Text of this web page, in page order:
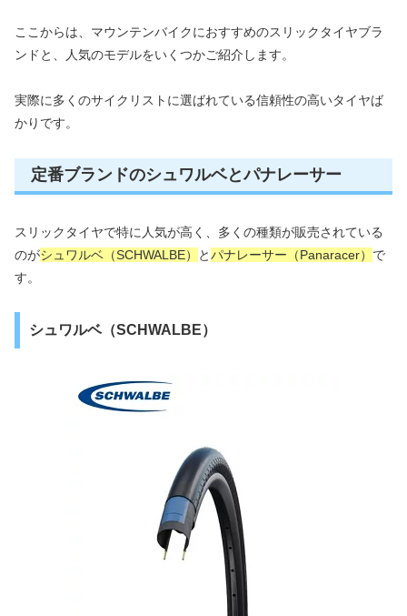
ここからは、マウンテンバイクにおすすめのスリックタイヤブラ
ンドと、人気のモデルをいくつかご紹介します。
実際に多くのサイクリストに選ばれている信頼性の高いタイヤば
かりです。
定番ブランドのシュワルベとパナレーサー
スリックタイヤで特に人気が高く、多くの種類が販売されている
のがシュワルベ（SCHWALBE） とパナレーサー（Panaracer） で
す。
シュワルベ（SCHWALBE）